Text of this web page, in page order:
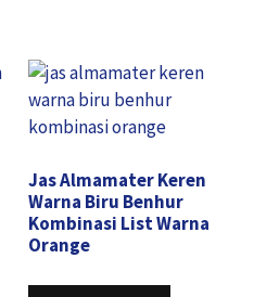
Jas Almamater Keren
Warna Biru Benhur
Kombinasi List Warna
Orange